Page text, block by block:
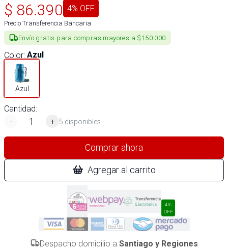
$ 86.390 4% OFF
Precio Transferencia Bancaria
Envío gratis para compras mayores a $150.000
Color: Azul
Azul
Cantidad:
-
+ 5 disponibles
Comprar ahora
Agregar al carrito
4%
OFF
Despacho domicilio a Santiago y Regiones